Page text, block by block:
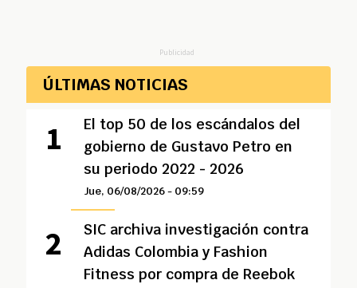
Publicidad
ÚLTIMAS NOTICIAS
El top 50 de los escándalos del
gobierno de Gustavo Petro en
su periodo 2022 - 2026
Jue, 06/08/2026 - 09:59
SIC archiva investigación contra
Adidas Colombia y Fashion
Fitness por compra de Reebok